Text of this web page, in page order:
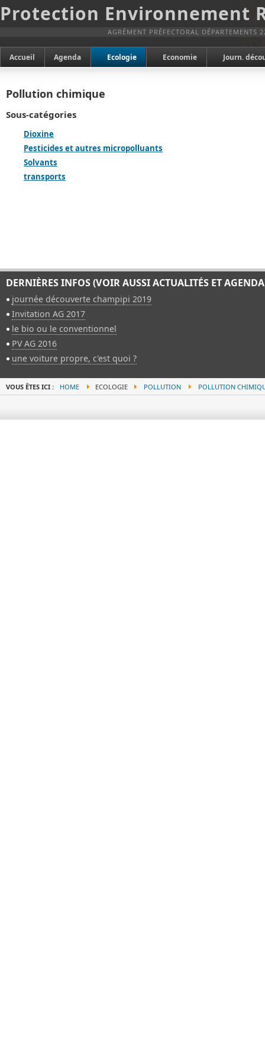
Protection Environnement
AGRÉMENT PRÉFECTORAL DÉPARTEMENTS
Accueil Agenda Ecologie Economie Journ.
Pollution chimique
Sous-catégories
Dioxine
Pesticides et autres micropolluants
Solvants
transports
DERNIÈRES INFOS (VOIR AUSSI ACTUALITÉS ET
journée découverte champipi 2019
Invitation AG 2017
le bio ou le conventionnel
PV AG 2016
une voiture propre, c'est quoi ?
VOUS ÊTES ICI : HOME ECOLOGIE POLLUTION POLLUTION